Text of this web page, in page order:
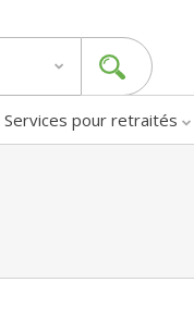
Services pour retraités